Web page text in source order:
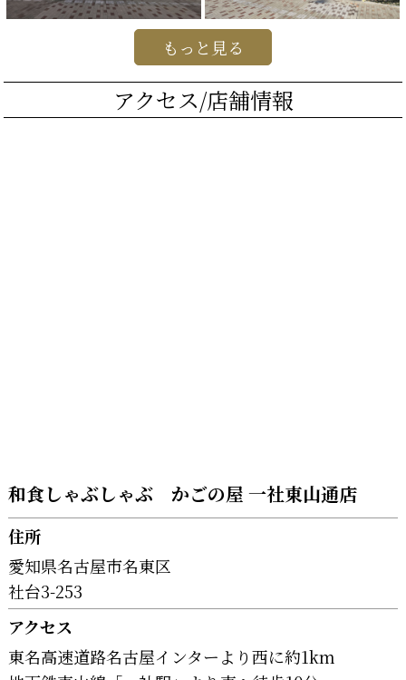
もっと見る
アクセス/店舗情報
和食しゃぶしゃぶ かごの屋 一社東山通店
住所
愛知県名古屋市名東区
社台3-253
アクセス
東名高速道路名古屋インターより西に約1km